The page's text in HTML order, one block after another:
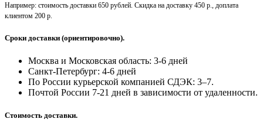
Например: стоимость доставки 650 рублей. Скидка на доставку 450 р., доплата
клиентом 200 р.
Сроки доставки (ориентировочно).
Москва и Московская область: 3-6 дней
Санкт-Петербург: 4-6 дней
По России курьерской компанией СДЭК: 3–7.
Почтой России 7-21 дней в зависимости от удаленности.
Стоимость доставки.